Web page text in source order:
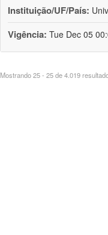
Instituição/UF/País:
Vigência: Tue Dec 05
Mostrando 25 - 25 de 4.019